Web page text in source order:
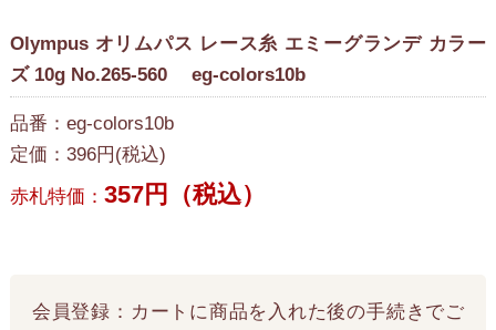
Olympus オリムパス レース糸 エミーグランデ カラー
ズ 10g No.265-560 eg-colors10b
品番：eg-colors10b
定価：396円(税込)
赤札特価： 357円（税込）
会員登録：カートに商品を入れた後の手続きでご